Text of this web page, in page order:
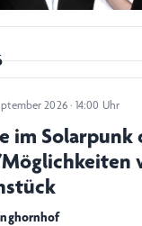
2026 · 14:00 Uhr
im Solarpunk